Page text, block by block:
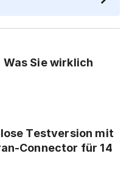
Sie wirklich
Testversion mit
Connector für 14